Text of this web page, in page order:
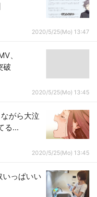
2020/5/25(Mo) 13:47
、
破
2020/5/25(Mo) 13:45
がら大泣
る…
2020/5/25(Mo) 13:45
いっぱいい